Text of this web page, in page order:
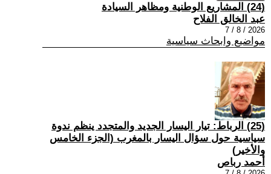
(24) المشاريع الوطنية ومظاهر السيادة
عبد الخالق الفلاح
2026 / 8 / 7
مواضيع وابحاث سياسية
(25) الرباط: تيار اليسار الجديد والمتجدد ينظم ندوة
سياسية حول سؤال اليسار بالمغرب (الجزء الخامس
والأخير)
أحمد رباص